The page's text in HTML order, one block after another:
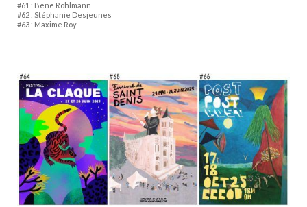
#61 : Bene Rohlmann
#62 : Stéphanie Desjeunes
#63 : Maxime Roy